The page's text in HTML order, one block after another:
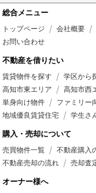
総合メニュー
トップページ 会社概要
お問い合わせ
不動産を借りたい
賃貸物件を探す 学区から
高知市東エリア
高知市西
単身向け物件
ファミリー
地域優良賃貸住宅
学生さ
購入・売却について
売買物件一覧 不動産購入
不動産売却の流れ
売却査
オーナー様へ